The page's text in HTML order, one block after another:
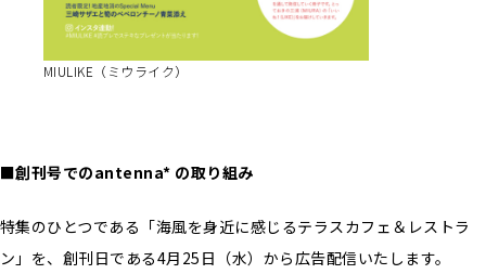
MIULIKE（ミウライク）
■創刊号でのantenna* の取り組み
特集のひとつである「海風を身近に感じるテラスカフェ＆レストラ
ン」を、創刊日である4月25日（水）から広告配信いたします。